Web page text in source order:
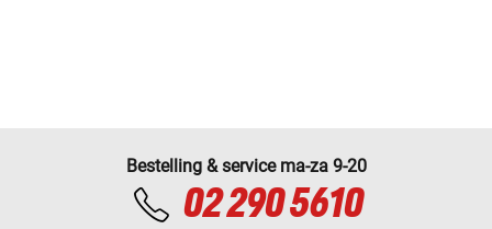
Bestelling & service ma-za 9-20
02 290 5610